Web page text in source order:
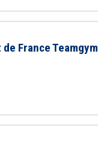
France Teamgym